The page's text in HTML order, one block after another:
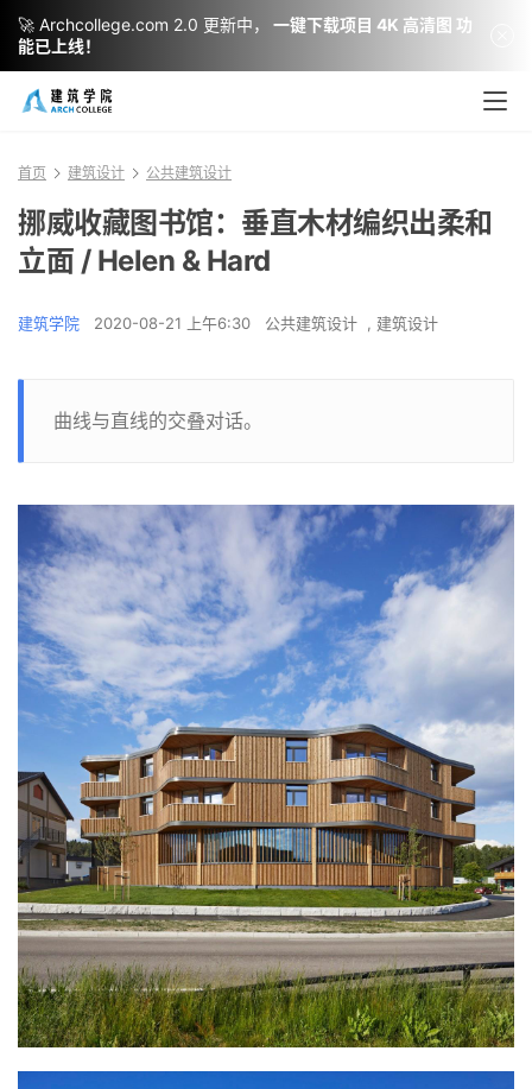
首页 建筑设计 公共建筑设计
挪威收藏图书馆：垂直木材编织出柔和
立面 / Helen & Hard
建筑学院 2020-08-21 上午6:30 公共建筑设计 , 建筑设计
曲线与直线的交叠对话。
🚀 Archcollege.com 2.0 更新中，
一键下载项目 4K 高清图 功
能已上线！